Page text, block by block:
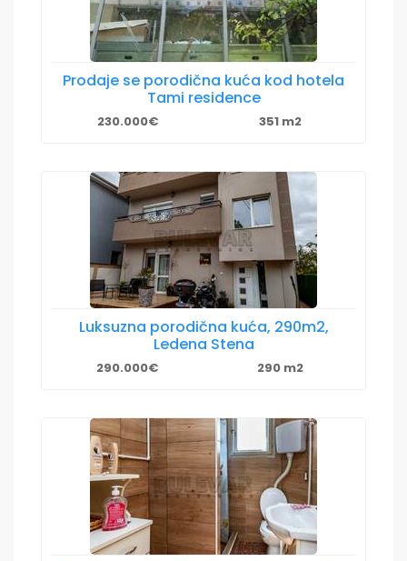
Prodaje se porodična kuća kod hotela
Tami residence
230.000€ 351 m2
Luksuzna porodična kuća, 290m2,
Ledena Stena
290.000€ 290 m2